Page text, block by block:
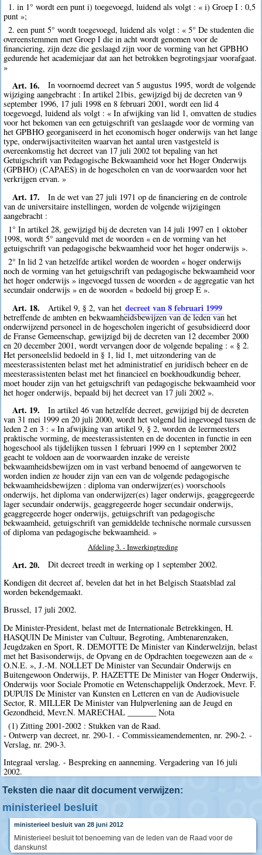
1. in 1° wordt een punt i) toegevoegd, luidend als volgt : « i) Groep I : 0,5
punt »;
2. een punt 5° wordt toegevoegd, luidend als volgt : « 5° De studenten die
overeenstemmen met Groep I die in acht wordt genomen voor de
financiering, zijn deze die geslaagd zijn voor de vorming van het GPBHO
gedurende het academiejaar dat aan het betrokken begrotingsjaar voorafgaat.
»
Art. 16.
In voornoemd decreet van 5 augustus 1995, wordt de volgende
wijziging aangebracht : In artikel 21bis, gewijzigd bij de decreten van 9
september 1996, 17 juli 1998 en 8 februari 2001, wordt een lid 4
toegevoegd, luidend als volgt : « In afwijking van lid 1, omvatten de studies
voor het bekomen van een getuigschrift van geslaagde voor de vorming van
het GPBHO georganiseerd in het economisch hoger onderwijs van het lange
type, onderwijsactiviteiten waarvan het aantal uren vastgesteld is
overeenkomstig het decreet van 17 juli 2002 tot bepaling van het
Getuigschrift van Pedagogische Bekwaamheid voor het Hoger Onderwijs
(GPBHO) (CAPAES) in de hogescholen en van de voorwaarden voor het
verkrijgen ervan. »
Art. 17.
In de wet van 27 juli 1971 op de financiering en de controle
van de universitaire instellingen, worden de volgende wijzigingen
aangebracht :
1° In artikel 28, gewijzigd bij de decreten van 14 juli 1997 en 1 oktober
1998, wordt 5° aangevuld met de woorden « en de vorming van het
getuigschrift van pedagogische bekwaamheid voor het hoger onderwijs ».
2° In lid 2 van hetzelfde artikel worden de woorden « hoger onderwijs
noch de vorming van het getuigschrift van pedagogische bekwaamheid voor
het hoger onderwijs » ingevoegd tussen de woorden « de aggregatie van het
secundair onderwijs » en de woorden « bedoeld bij groep E ».
Art. 18. Artikel 9, § 2, van het decreet van 8 februari 1999
betreffende de ambten en bekwaamheidsbewijzen van de leden van het
onderwijzend personeel in de hogescholen ingericht of gesubsidieerd door
de Franse Gemeenschap, gewijzigd bij de decreten van 12 december 2000
en 20 december 2001, wordt vervangen door de volgende bepaling : « § 2.
Het personeelslid bedoeld in § 1, lid 1, met uitzondering van de
meesterassistenten belast met het administratief en juridisch beheer en de
meesterassistenten belast met het financieel en boekhoudkundig beheer,
moet houder zijn van het getuigschrift van pedagogische bekwaamheid voor
het hoger onderwijs, bepaald bij het decreet van 17 juli 2002 ».
Art. 19.
In artikel 46 van hetzelfde decreet, gewijzigd bij de decreten
van 31 mei 1999 en 20 juli 2000, wordt het volgend lid ingevoegd tussen de
leden 2 en 3 : « In afwijking van artikel 9, § 2, worden de leermeesters
praktische vorming, de meesterassistenten en de docenten in functie in een
hogeschool als tijdelijken tussen 1 februari 1999 en 1 september 2002
geacht te voldoen aan de voorwaarden inzake de vereiste
bekwaamheidsbewijzen om in vast verband benoemd of aangeworven te
worden indien ze houder zijn van een van de volgende pedagogische
bekwaamheidsbewijzen : diploma van onderwijzer(es) voorschools
onderwijs, het diploma van onderwijzer(es) lager onderwijs, geaggregeerde
lager secundair onderwijs, geaggregeerde hoger secundair onderwijs,
geaggregeerde hoger onderwijs, getuigschrift van pedagogische
bekwaamheid, getuigschrift van gemiddelde technische normale cursussen
of diploma van pedagogische bekwaamheid. »
Afdeling 3. - Inwerkingtreding
Art. 20.
Dit decreet treedt in werking op 1 september 2002.
Kondigen dit decreet af, bevelen dat het in het Belgisch Staatsblad zal
worden bekendgemaakt.
Brussel, 17 juli 2002.
De Minister-President, belast met de Internationale Betrekkingen, H.
HASQUIN De Minister van Cultuur, Begroting, Ambtenarenzaken,
Jeugdzaken en Sport, R. DEMOTTE De Minister van Kinderwelzijn, belast
met het Basisonderwijs, de Opvang en de Opdrachten toegewezen aan de «
O.N.E. », J.-M. NOLLET De Minister van Secundair Onderwijs en
Buitengewoon Onderwijs, P. HAZETTE De Minister van Hoger Onderwijs,
Onderwijs voor Sociale Promotie en Wetenschappelijk Onderzoek, Mevr. F.
DUPUIS De Minister van Kunsten en Letteren en van de Audiovisuele
Sector, R. MILLER De Minister van Hulpverlening aan de Jeugd en
Gezondheid, Mevr.N. MARECHAL _______ Nota
(1) Zitting 2001-2002 : Stukken van de Raad.
- Ontwerp van decreet, nr. 290-1. - Commissieamendementen, nr. 290-2. -
Verslag, nr. 290-3.
Integraal verslag. - Bespreking en aanneming. Vergadering van 16 juli
2002.
Teksten die naar dit document verwijzen:
ministerieel besluit
ministerieel besluit van 28 juni 2012
Ministerieel besluit tot benoeming van de leden van de Raad voor de
danskunst